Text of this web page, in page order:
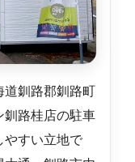
道釧路郡釧路町
釧路桂店の駐車
やすい立地で